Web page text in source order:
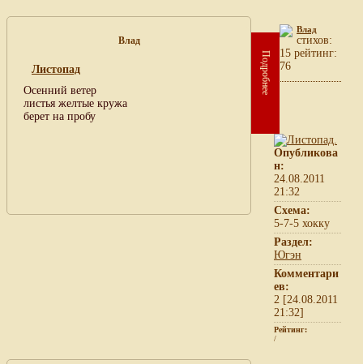
Влад
Листопад
Осенний ветер
листья желтые кружа
берет на пробу
Подробнее
Влад
cтихов:
15 рейтинг:
76
Опубликова
н:
24.08.2011
21:32
Схема:
5-7-5 хокку
Раздел:
Югэн
Комментари
ев:
2 [24.08.2011
21:32]
Рейтинг:
/